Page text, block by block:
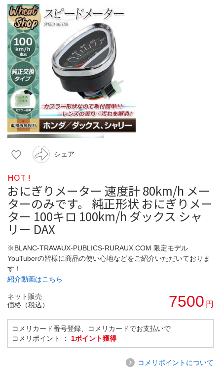
シェア
HOT !
おにぎりメーター 速度計 80km/h メー
ターのみです。 純正形状 おにぎりメー
ター 100キロ 100km/h ダックス シャ
リー DAX
※BLANC-TRAVAUX-PUBLICS-RURAUX.COM 限定モデル
YouTuberの皆様に商品の使い心地などをご紹介いただいておりま
す！
紹介動画はこちら
ネット販売
価格（税込）
7500 円
コメリカード番号登録、コメリカードでお支払いで
コメリポイント ： 1ポイント獲得
コメリポイントについて